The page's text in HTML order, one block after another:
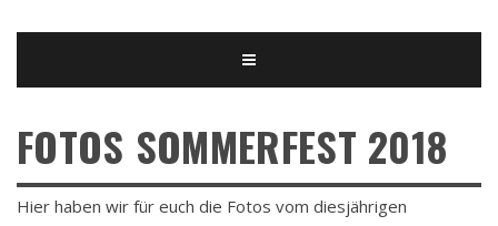
FOTOS SOMMERFEST 2018
Hier haben wir für euch die Fotos vom diesjährigen